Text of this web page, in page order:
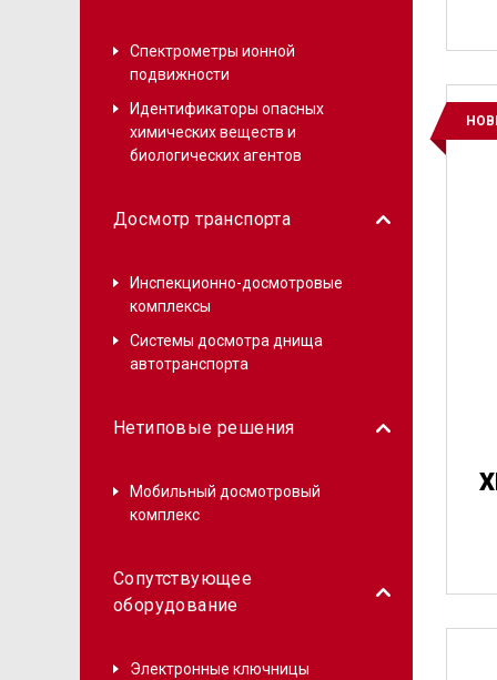
Спектрометры ионной
подвижности
Идентификаторы опасных
химических веществ и
биологических агентов
Досмотр транспорта
Инспекционно-досмотровые
комплексы
Системы досмотра днища
автотранспорта
Нетиповые решения
Мобильный досмотровый
комплекс
Сопутствующее
оборудование
Электронные ключницы